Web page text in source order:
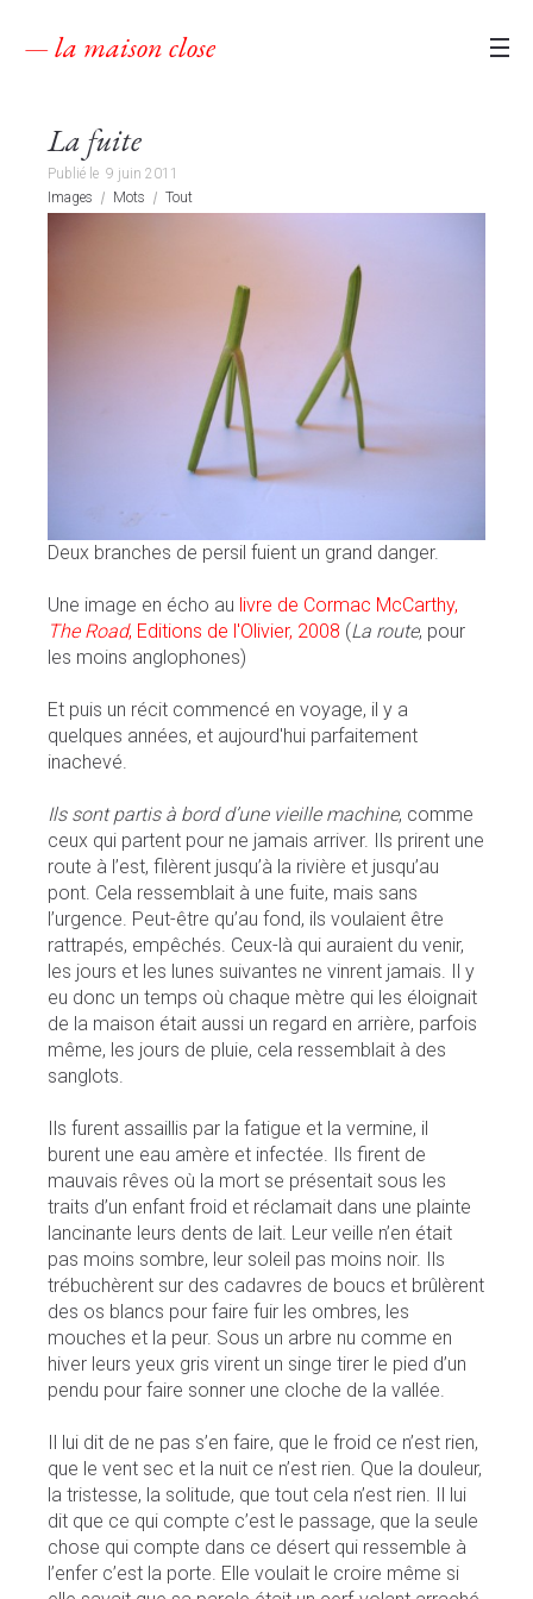
— la maison close
La fuite
Publié le 9 juin 2011
Images
Mots Tout
Deux branches de persil fuient un grand danger.
Une image en écho au livre de Cormac McCarthy,
The Road, Editions de l'Olivier, 2008 (La route, pour
les moins anglophones)
Et puis un récit commencé en voyage, il y a
quelques années, et aujourd'hui parfaitement
inachevé.
Ils sont partis à bord d’une vieille machine, comme
ceux qui partent pour ne jamais arriver. Ils prirent une
route à l’est, filèrent jusqu’à la rivière et jusqu’au
pont. Cela ressemblait à une fuite, mais sans
l’urgence. Peut-être qu’au fond, ils voulaient être
rattrapés, empêchés. Ceux-là qui auraient du venir,
les jours et les lunes suivantes ne vinrent jamais. Il y
eu donc un temps où chaque mètre qui les éloignait
de la maison était aussi un regard en arrière, parfois
même, les jours de pluie, cela ressemblait à des
sanglots.
Ils furent assaillis par la fatigue et la vermine, il
burent une eau amère et infectée. Ils firent de
mauvais rêves où la mort se présentait sous les
traits d’un enfant froid et réclamait dans une plainte
lancinante leurs dents de lait. Leur veille n’en était
pas moins sombre, leur soleil pas moins noir. Ils
trébuchèrent sur des cadavres de boucs et brûlèrent
des os blancs pour faire fuir les ombres, les
mouches et la peur. Sous un arbre nu comme en
hiver leurs yeux gris virent un singe tirer le pied d’un
pendu pour faire sonner une cloche de la vallée.
Il lui dit de ne pas s’en faire, que le froid ce n’est rien,
que le vent sec et la nuit ce n’est rien. Que la douleur,
la tristesse, la solitude, que tout cela n’est rien. Il lui
dit que ce qui compte c’est le passage, que la seule
chose qui compte dans ce désert qui ressemble à
l’enfer c’est la porte. Elle voulait le croire même si